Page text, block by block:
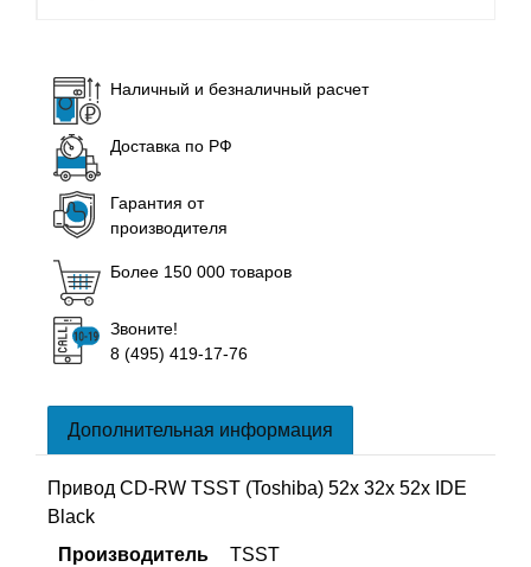
Наличный и безналичный расчет
Доставка по РФ
Гарантия от
производителя
Более 150 000 товаров
Звоните!
8 (495) 419-17-76
Дополнительная информация
Привод CD-RW TSST (Toshiba) 52x 32x 52x IDE
Black
Производитель
TSST